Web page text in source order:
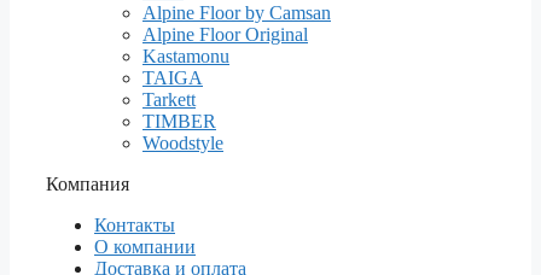
Alpine Floor by Camsan
Alpine Floor Original
Kastamonu
TAIGA
Tarkett
TIMBER
Woodstyle
Компания
Контакты
О компании
Доставка и оплата